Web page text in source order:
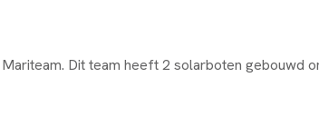
Dit team heeft 2 solarboten